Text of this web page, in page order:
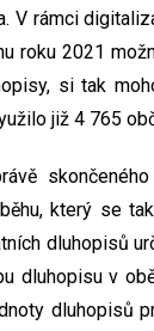
V rámci
roku 2021
si tak
již 4 765
který se
dluhopisů
dluhopisu v
dluhopisů